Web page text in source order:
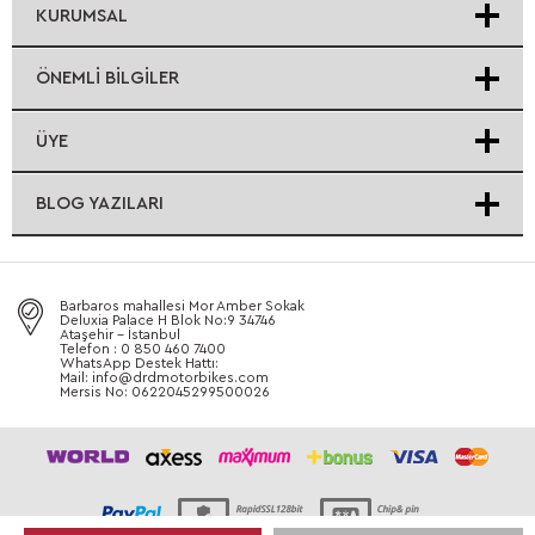
KURUMSAL
ÖNEMLI BILGILER
ÜYE
BLOG YAZILARI
Barbaros mahallesi Mor Amber Sokak
Deluxia Palace H Blok No:9 34746
Ataşehir - İstanbul
Telefon : 0 850 460 7400
WhatsApp Destek Hattı:
Mail: info@drdmotorbikes.com
Mersis No: 0622045299500026